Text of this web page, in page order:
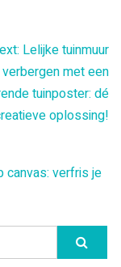
Lelijke tuinmuur
verbergen met een
tuinposter: dé
oplossing!
canvas: verfris je